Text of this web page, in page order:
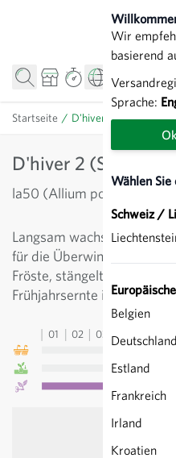
Wir
basierend
Sprache:
Ok
Wählen Sie
Schweiz /
Belgien
Deutschland
Estland
Frankreich
Irland
Kroatien
Startseite / D'hiver 2 (Siegfried) -
D'hiver 2
la50 (Allium porrum)
Langsam wachsende,
für die Überwinterung im
Fröste, stängelt im Frühjahr
Frühjahrsernte im Mai
01 02 03 05 06